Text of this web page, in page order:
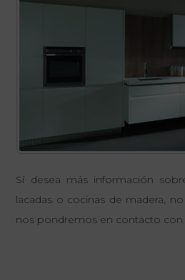
Sí desea más información
lacadas o cocinas de madera,
nos pondremos en contacto con